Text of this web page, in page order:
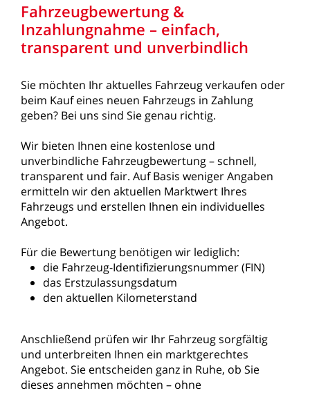
Fahrzeugbewertung &
Inzahlungnahme – einfach,
transparent und unverbindlich
Sie möchten Ihraktuelles Fahrzeugverkaufen oder
beim Kauf eines neuen Fahrzeugs in Zahlung
geben? Bei uns sind Sie genau richtig.
Wir bieten Ihnen eine kostenlose und
unverbindliche Fahrzeugbewertung–schnell,
transparent und fair. Auf Basis wenigerAngaben
ermitteln wir den aktuellen Marktwert Ihres
Fahrzeugs und erstellen Ihnen ein individuelles
Angebot.
Für die Bewertung benötigen wir lediglich:
die Fahrzeug-Identifizierungsnummer(FIN)
das Erstzulassungsdatum
den aktuellen Kilometerstand
Anschließend prüfen wir Ihr Fahrzeugsorgfältig
und unterbreiten Ihnen ein marktgerechtes
Angebot. Sie entscheiden ganz in Ruhe, ob Sie
dieses annehmen möchten – ohne